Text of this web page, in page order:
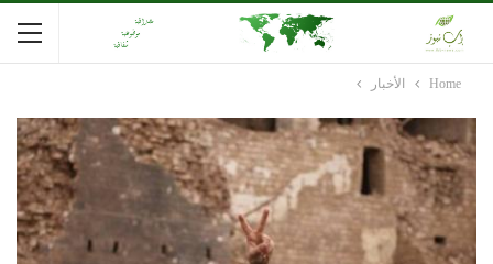
Home الأخبار